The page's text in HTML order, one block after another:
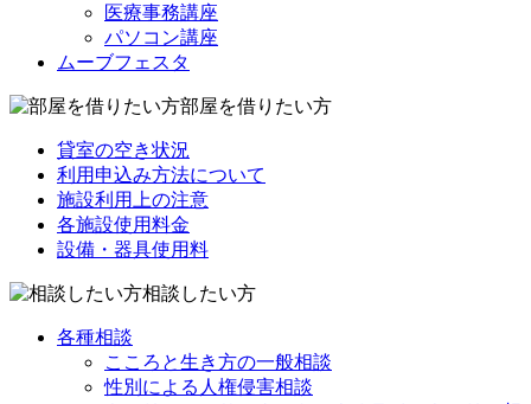
医療事務講座
パソコン講座
ムーブフェスタ
部屋を借りたい方
貸室の空き状況
利用申込み方法について
施設利用上の注意
各施設使用料金
設備・器具使用料
相談したい方
各種相談
こころと生き方の一般相談
性別による人権侵害相談